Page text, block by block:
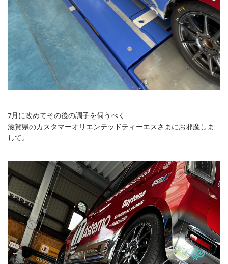
7月に改めてその後の調子を伺うべく
滋賀県のカスタマーオリエンテッドティーエスさまにお邪魔しま
して。